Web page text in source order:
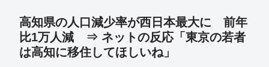
高知県の人口減少率が西日本最大に 前年
比1万人減 ⇒ ネットの反応「東京の若者
は高知に移住してほしいね」